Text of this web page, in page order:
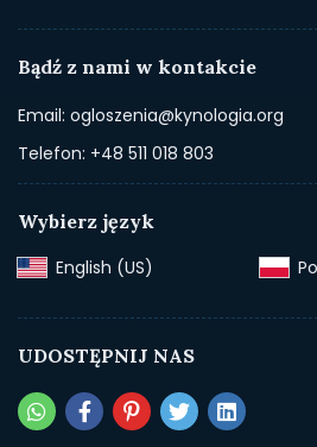
Bądź z nami w kontakcie
Email: ogloszenia@kynologia.org
Telefon: +48 511 018 803
Wybierz język
English (US)‎
UDOSTĘPNIJ NAS